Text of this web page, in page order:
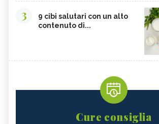
3
9 cibi salutari con un alto
contenuto di...
Cure consiglia